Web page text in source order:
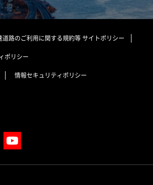
道路のご利用に関する規約等サイトポリシー
ポリシー
情報セキュリティポリシー